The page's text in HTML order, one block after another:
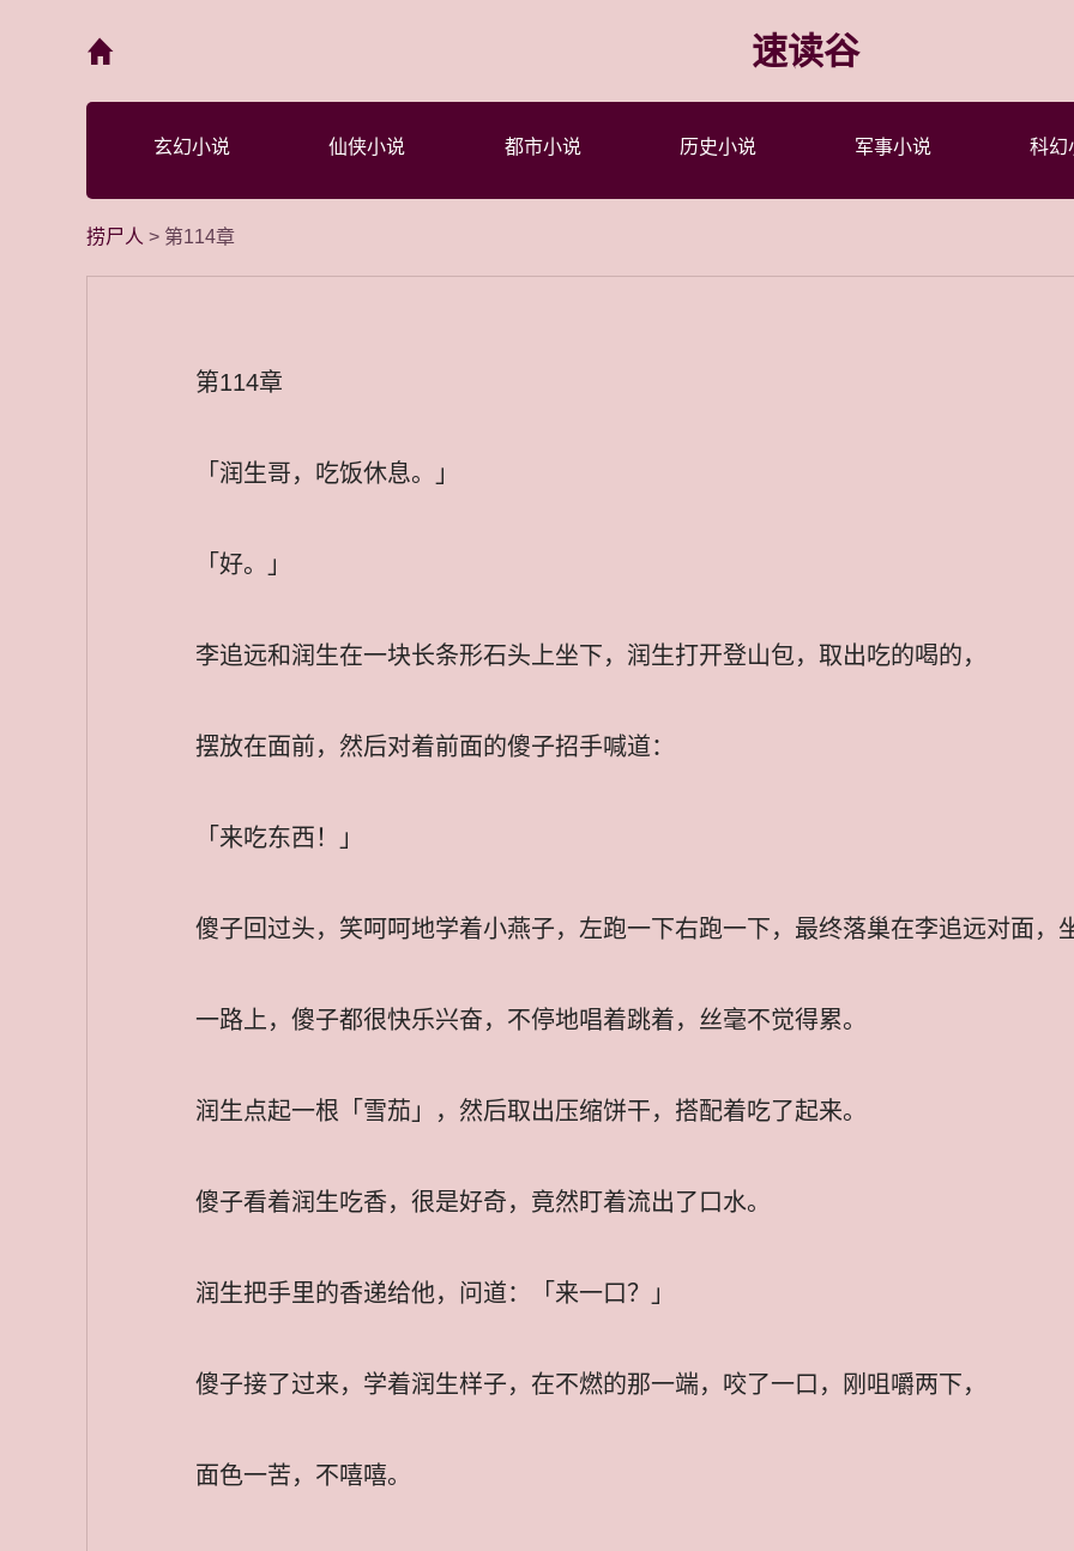
速读谷
玄幻小说 仙侠小说 都市小说 历史小说 军事小说 科幻
捞尸人 > 第114章
第114章
「润生哥，吃饭休息。」
「好。」
李追远和润生在一块长条形石头上坐下，润生打开登山包，取出吃的喝的，
摆放在面前，然后对着前面的傻子招手喊道：
「来吃东西！」
傻子回过头，笑呵呵地学着小燕子，左跑一下右跑一下，最终落巢在李追远对面，
一路上，傻子都很快乐兴奋，不停地唱着跳着，丝毫不觉得累。
润生点起一根「雪茄」，然后取出压缩饼干，搭配着吃了起来。
傻子看着润生吃香，很是好奇，竟然盯着流出了口水。
润生把手里的香递给他，问道：「来一口？」
傻子接了过来，学着润生样子，在不燃的那一端，咬了一口，刚咀嚼两下，
面色一苦，不嘻嘻。